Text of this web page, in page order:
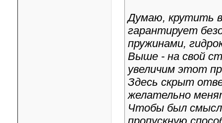
Думаю, крутить
гарантирует
пружинами,
Выше - на свой
увеличим этот
Здесь скрыт
желательно
Чтобы был